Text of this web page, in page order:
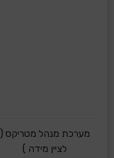
מערכת מנהל מטריקס (
לציין מידה )